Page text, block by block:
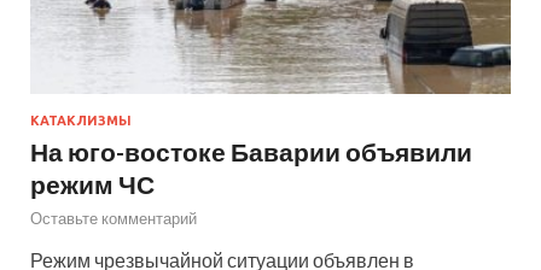
КАТАКЛИЗМЫ
На юго-востоке Баварии объявили
режим ЧС
Оставьте комментарий
Режим чрезвычайной ситуации объявлен в